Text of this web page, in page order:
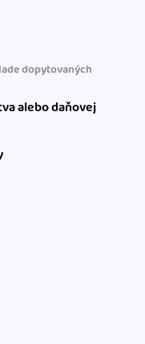
dopytovaných
alebo daňovej